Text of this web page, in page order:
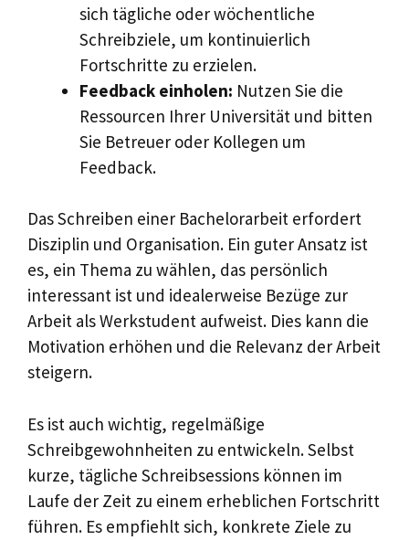
sich tägliche oder wöchentliche
Schreibziele, um kontinuierlich
Fortschritte zu erzielen.
Feedback einholen: Nutzen Sie die
Ressourcen Ihrer Universität und bitten
Sie Betreuer oder Kollegen um
Feedback.
Das Schreiben einer Bachelorarbeit erfordert
Disziplin und Organisation. Ein guter Ansatz ist
es, ein Thema zu wählen, das persönlich
interessant ist und idealerweise Bezüge zur
Arbeit als Werkstudent aufweist. Dies kann die
Motivation erhöhen und die Relevanz der Arbeit
steigern.
Es ist auch wichtig, regelmäßige
Schreibgewohnheiten zu entwickeln. Selbst
kurze, tägliche Schreibsessions können im
Laufe der Zeit zu einem erheblichen Fortschritt
führen. Es empfiehlt sich, konkrete Ziele zu